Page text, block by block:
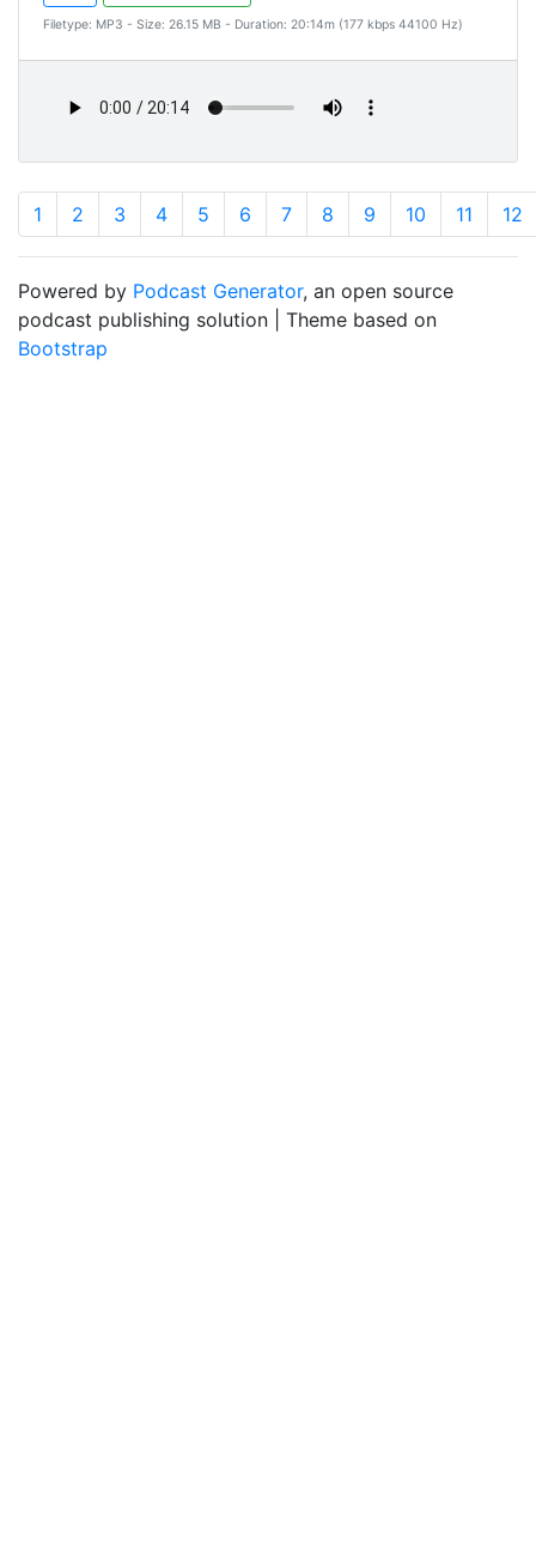
Filetype: MP3 - Size: 26.15 MB - Duration: 20:14m (177 kbps 44100 Hz)
1 2 3 4 5 6 7 8 9 10 11 12
Powered by Podcast Generator, an open source
podcast publishing solution | Theme based on
Bootstrap